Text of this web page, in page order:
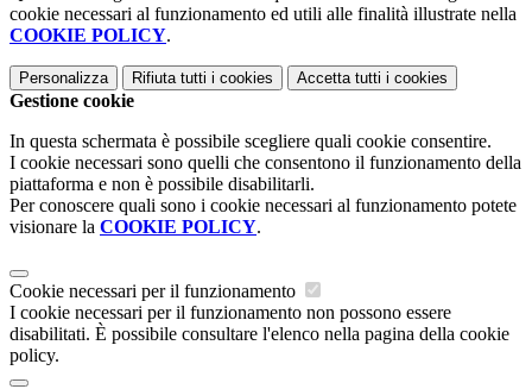
cookie necessari al funzionamento ed utili alle finalità illustrate nella
COOKIE POLICY.
Personalizza Rifiuta tutti i cookies Accetta tutti i cookies
Gestione cookie
In questa schermata è possibile scegliere quali cookie consentire.
I cookie necessari sono quelli che consentono il funzionamento della
piattaforma e non è possibile disabilitarli.
Per conoscere quali sono i cookie necessari al funzionamento potete
visionare la COOKIE POLICY.
Cookie necessari per il funzionamento
I cookie necessari per il funzionamento non possono essere
disabilitati. È possibile consultare l'elenco nella pagina della cookie
policy.